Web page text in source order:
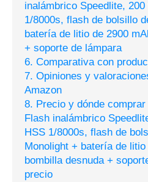
inalámbrico Speedlite,
1/8000s, flash de bolsillo
batería de litio de 2900
+ soporte de lámpara
6. Comparativa con
7. Opiniones y
Amazon
8. Precio y dónde
Flash inalámbrico
HSS 1/8000s, flash de
Monolight + batería de
bombilla desnuda +
precio